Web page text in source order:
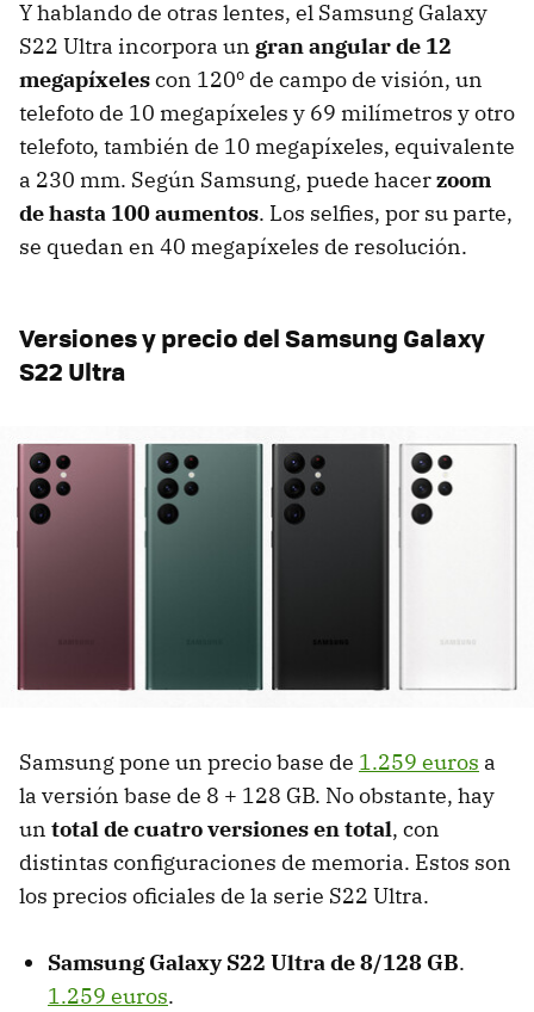
Y hablando de otras lentes, el Samsung Galaxy
S22 Ultra incorpora un gran angular de 12
megapíxelescon 120º de campo de visión, un
telefoto de 10 megapíxeles y 69 milímetros y otro
telefoto, también de 10 megapíxeles, equivalente
a 230 mm. Según Samsung, puede hacerzoom
de hasta 100 aumentos. Los selfies, por su parte,
se quedan en 40 megapíxeles de resolución.
Versiones y precio del Samsung Galaxy
S22 Ultra
Samsung pone un precio base de 1.259 euros a
la versión base de 8 + 128 GB. No obstante, hay
un total de cuatro versiones en total, con
distintas configuraciones de memoria. Estos son
los precios oficiales de la serie S22 Ultra.
Samsung Galaxy S22 Ultra de 8/128 GB.
1.259 euros.